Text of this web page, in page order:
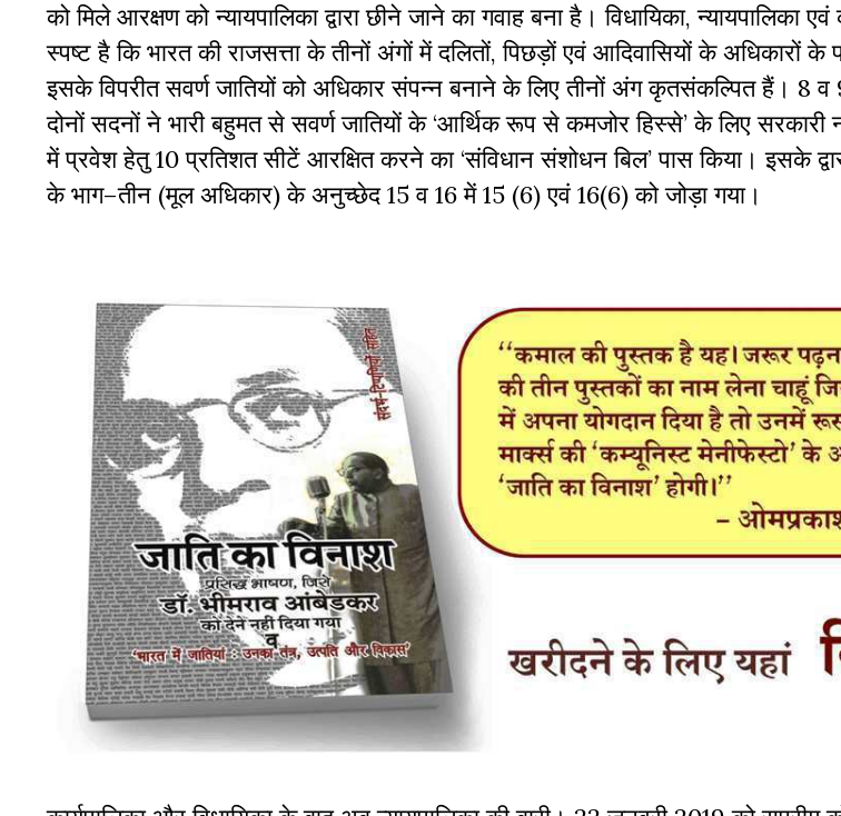
को मिले आरक्षण को न्यायपालिका द्वारा छीने जाने का गवाह बना है। विधायिका,न्यायपालिका एवं
स्पष्ट है कि भारत की राजसत्ता के तीनों अंगों में दलितों,पिछड़ों एवं आदिवासियों के अधिकारों के
इसके विपरीत सवर्ण जातियों को अधिकार संपन्न बनाने के लिए तीनों अंग कृतसंकल्पित हैं। 8व
दोनों सदनों ने भारी बहुमत से सवर्ण जातियों के‘आर्थिक रूप से कमजोर हिस्से’के लिए सरकारी
में प्रवेश हेतु10प्रतिशत सीटें आरक्षित करने का‘संविधान संशोधन बिल’पास किया। इसके
के भाग–तीन (मूल अधिकार)के अनुच्छेद15व 16में15 (6)एवं 16(6)को जोड़ा गया।